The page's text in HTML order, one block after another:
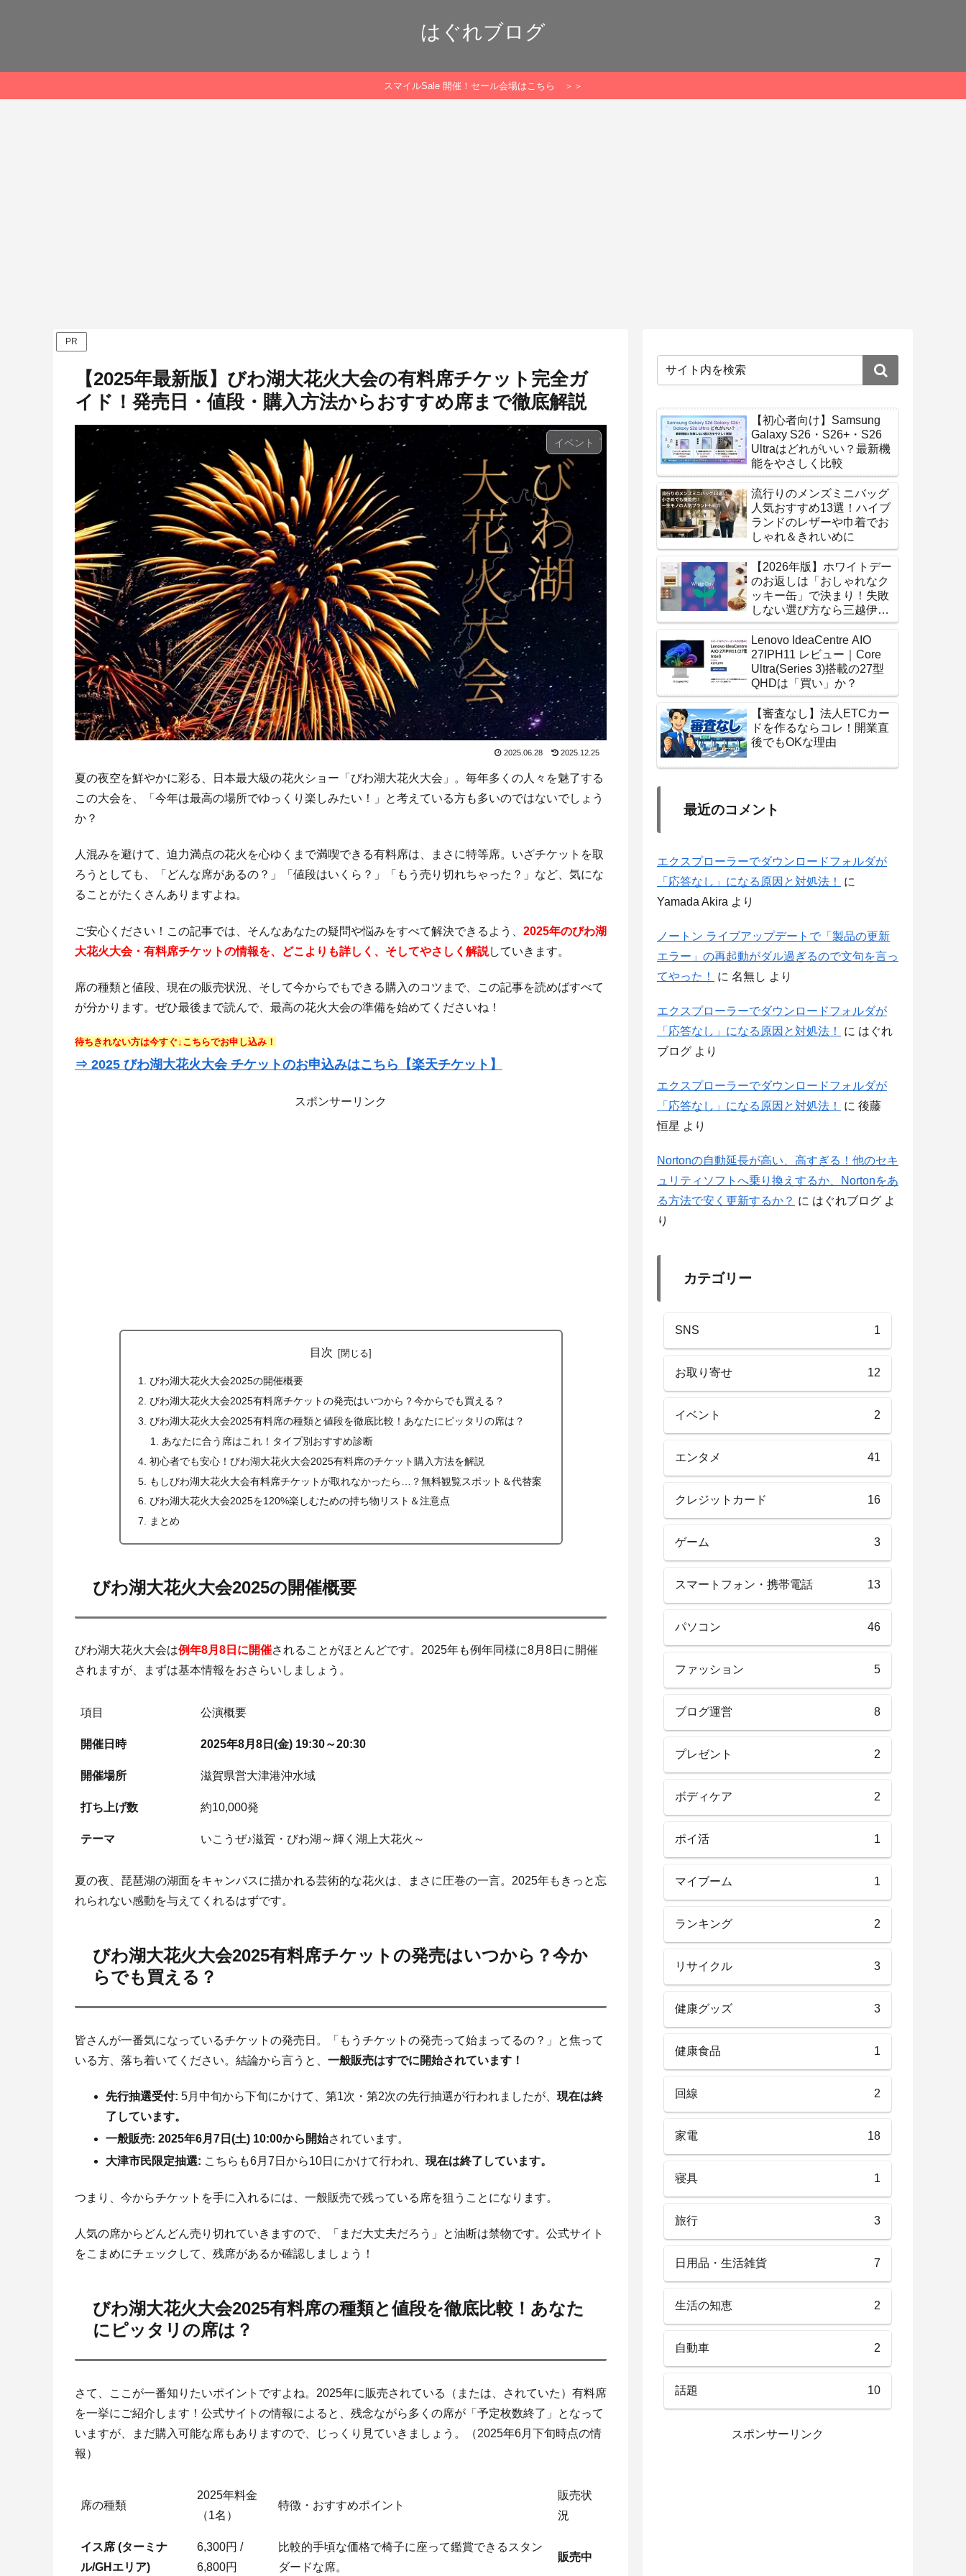
はぐれブログ
スマイルSale 開催！セール会場はこちら ＞＞
PR
【2025年最新版】びわ湖大花火大会の有料席チケット完全ガ
イド！発売日・値段・購入方法からおすすめ席まで徹底解説
イベント
2025.06.28 2025.12.25
夏の夜空を鮮やかに彩る、日本最大級の花火ショー「びわ湖大花火大会」。毎年多くの人々を魅了する
この大会を、「今年は最高の場所でゆっくり楽しみたい！」と考えている方も多いのではないでしょう
か？
人混みを避けて、迫力満点の花火を心ゆくまで満喫できる有料席は、まさに特等席。いざチケットを取
ろうとしても、「どんな席があるの？」「値段はいくら？」「もう売り切れちゃった？」など、気にな
ることがたくさんありますよね。
ご安心ください！この記事では、そんなあなたの疑問や悩みをすべて解決できるよう、 2025年のびわ湖
大花火大会・有料席チケットの情報を、どこよりも詳しく、そしてやさしく解説していきます。
席の種類と値段、現在の販売状況、そして今からでもできる購入のコツまで、この記事を読めばすべて
が分かります。ぜひ最後まで読んで、最高の花火大会の準備を始めてくださいね！
待ちきれない方は今すぐ↓こちらでお申し込み！
⇒ 2025 びわ湖大花火大会 チケットのお申込みはこちら【楽天チケット】
スポンサーリンク
目次
びわ湖大花火大会2025の開催概要
びわ湖大花火大会2025有料席チケットの発売はいつから？今からでも買える？
びわ湖大花火大会2025有料席の種類と値段を徹底比較！あなたにピッタリの席は？
あなたに合う席はこれ！タイプ別おすすめ診断
初心者でも安心！びわ湖大花火大会2025有料席のチケット購入方法を解説
もしびわ湖大花火大会有料席チケットが取れなかったら…？無料観覧スポット＆代替案
びわ湖大花火大会2025を120%楽しむための持ち物リスト＆注意点
まとめ
びわ湖大花火大会2025の開催概要
びわ湖大花火大会は例年8月8日に開催されることがほとんどです。2025年も例年同様に8月8日に開催
されますが、まずは基本情報をおさらいしましょう。
項目 公演概要
開催日時 2025年8月8日(金) 19:30～20:30
開催場所 滋賀県営大津港沖水域
打ち上げ数 約10,000発
テーマ いこうぜ♪滋賀・びわ湖～輝く湖上大花火～
夏の夜、琵琶湖の湖面をキャンバスに描かれる芸術的な花火は、まさに圧巻の一言。2025年もきっと忘
れられない感動を与えてくれるはずです。
びわ湖大花火大会2025有料席チケットの発売はいつから？今か
らでも買える？
皆さんが一番気になっているチケットの発売日。「もうチケットの発売って始まってるの？」と焦って
いる方、落ち着いてください。結論から言うと、 一般販売はすでに開始されています！
先行抽選受付: 5月中旬から下旬にかけて、第1次・第2次の先行抽選が行われましたが、現在は終
了しています。
一般販売: 2025年6月7日(土) 10:00から開始されています。
大津市民限定抽選: こちらも6月7日から10日にかけて行われ、現在は終了しています。
つまり、今からチケットを手に入れるには、一般販売で残っている席を狙うことになります。
人気の席からどんどん売り切れていきますので、「まだ大丈夫だろう」と油断は禁物です。公式サイト
をこまめにチェックして、残席があるか確認しましょう！
びわ湖大花火大会2025有料席の種類と値段を徹底比較！あなた
にピッタリの席は？
さて、ここが一番知りたいポイントですよね。2025年に販売されている（または、されていた）有料席
を一挙にご紹介します！公式サイトの情報によると、残念ながら多くの席が「予定枚数終了」となって
いますが、まだ購入可能な席もありますので、じっくり見ていきましょう。（2025年6月下旬時点の情
報）
席の種類
2025年料金
（1名）
特徴・おすすめポイント
販売状
況
イス席 (ターミナ
ル/GHエリア)
6,300円 /
6,800円
比較的手頃な価格で椅子に座って鑑賞できるスタン
ダードな席。
販売中
【初心者向け】Samsung
Galaxy S26・S26+・S26
Ultraはどれがいい？最新機
能をやさしく比較
流行りのメンズミニバッグ
人気おすすめ13選！ハイブ
ランドのレザーや巾着でお
しゃれ＆きれいめに
【2026年版】ホワイトデー
のお返しは「おしゃれなク
ッキー缶」で決まり！失敗
しない選び方なら三越伊勢
丹オンラインストア
Lenovo IdeaCentre AIO
27IPH11 レビュー｜Core
Ultra(Series 3)搭載の27型
QHDは「買い」か？
【審査なし】法人ETCカー
ドを作るならコレ！開業直
後でもOKな理由
最近のコメント
エクスプローラーでダウンロードフォルダが
「応答なし」になる原因と対処法！
に
Yamada Akira より
ノートン ライブアップデートで「製品の更新
エラー」の再起動がダル過ぎるので文句を言っ
てやった！
に 名無し より
エクスプローラーでダウンロードフォルダが
「応答なし」になる原因と対処法！
に はぐれ
ブログ より
エクスプローラーでダウンロードフォルダが
「応答なし」になる原因と対処法！
に 後藤
恒星 より
Nortonの自動延長が高い、高すぎる！他のセキ
ュリティソフトへ乗り換えするか、Nortonをあ
る方法で安く更新するか？ に はぐれブログ よ
り
カテゴリー
SNS 1
お取り寄せ 12
イベント 2
エンタメ 41
クレジットカード 16
ゲーム 3
スマートフォン・携帯電話 13
パソコン 46
ファッション 5
ブログ運営 8
プレゼント 2
ボディケア 2
ポイ活 1
マイブーム 1
ランキング 2
リサイクル 3
健康グッズ 3
健康食品 1
回線 2
家電 18
寝具 1
旅行 3
日用品・生活雑貨 7
生活の知恵 2
自動車 2
話題 10
スポンサーリンク